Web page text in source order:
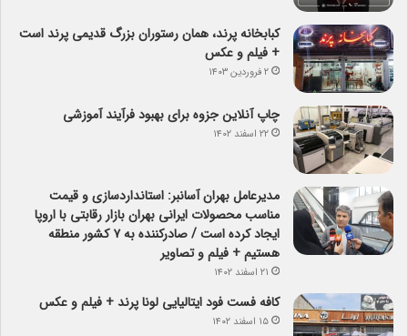
کبابخانه پرند، همان رستوران بزرگ قدیمی پرند است
+ فیلم و عکس
۲ فروردین ۱۴۰۳
چاپ آنلاین جزوه برای بهبود فرآیند آموزشی
۲۲ اسفند ۱۴۰۲
مدیرعامل بهران آسانبر: استانداردسازی و قیمت
مناسب محصولات ایرانی بهران بازار رقابتی با اروپا
ایجاد کرده است / صادرکننده به ۷ کشور منطقه
هستیم + فیلم و تصاویر
۲۱ اسفند ۱۴۰۲
کافه فست فود ایتالیایی لونا پرند + فیلم و عکس
۱۵ اسفند ۱۴۰۲